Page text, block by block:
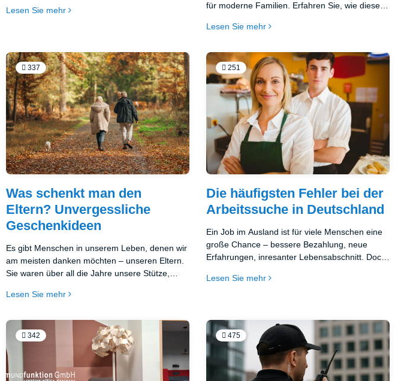
lassen Sie sich von gängigen Mythen darüber
Lesen Sie mehr
für moderne Familien. Erfahren Sie, wie diese
Flexibilität und Kosteneffizienz miteinander
Lesen Sie mehr
337
Was schenkt man den
Eltern? Unvergessliche
Geschenkideen
Es gibt Menschen in unserem Leben, denen wir
am meisten danken möchten – unseren Eltern.
Sie waren über all die Jahre unsere Stütze,
Deshalb stellt sich zu besonderen Anlässen – zu
einfach dann, wenn wir „Danke“ sagen möchten
– fast automatisch die Frage: Was schenkt man
den Eltern? Die Antwort darauf ist jedoch nicht
immer einfach. Denn anstelle von Dingen lohnt
es sich manchmal, etwas viel Wertvolleres zu
Lesen Sie mehr
251
Die häufigsten Fehler bei der
Arbeitssuche in Deutschland
Ein Job im Ausland ist für viele Menschen eine
große Chance – bessere Bezahlung, neue
Erfahrungen, inresanter Lebensabschnitt. Doch
Vertrag oder das Fehlen einer Versicherung,
Lesen Sie mehr
342 475